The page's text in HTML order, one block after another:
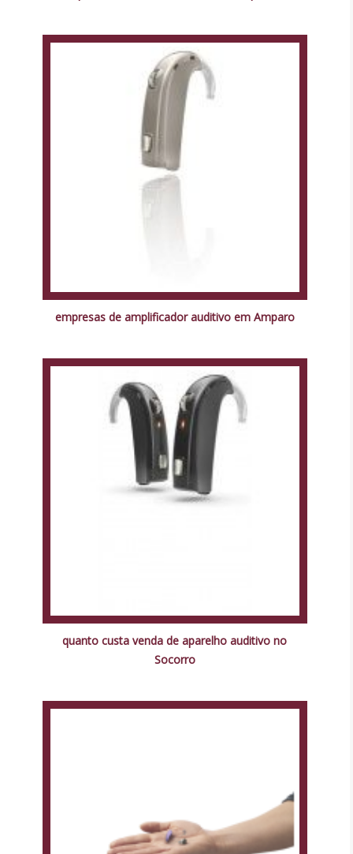
empresas de amplificador auditivo em Amparo
quanto custa venda de aparelho auditivo no
Socorro